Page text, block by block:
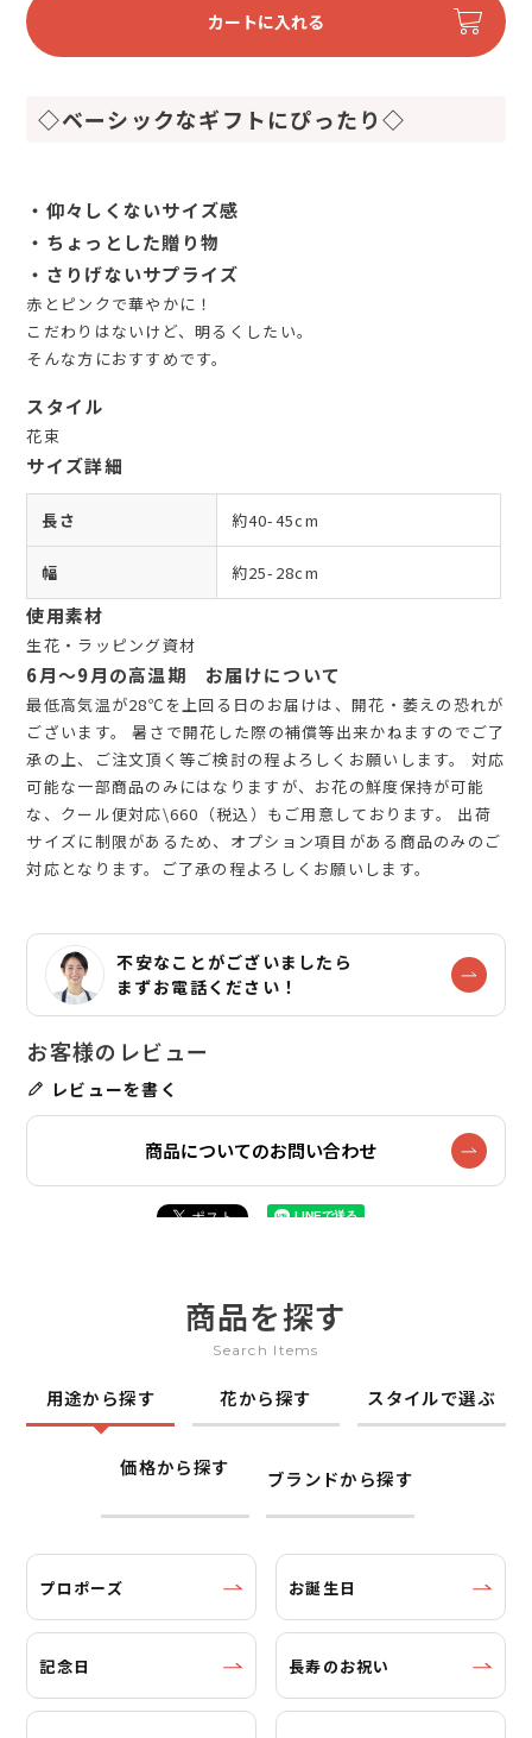
カートに入れる
◇ベーシックなギフトにぴったり◇
・仰々しくないサイズ感
・ちょっとした贈り物
・さりげないサプライズ
赤とピンクで華やかに！
こだわりはないけど、明るくしたい。
そんな方におすすめです。
スタイル
花束
サイズ詳細
長さ 約40-45cm
幅 約25-28cm
使用素材
生花・ラッピング資材
6月～9月の高温期 お届けについて
最低高気温が28℃を上回る日のお届けは、開花・萎えの恐れが
ございます。 暑さで開花した際の補償等出来かねますのでご了
承の上、ご注文頂く等ご検討の程よろしくお願いします。 対応
可能な一部商品のみにはなりますが、お花の鮮度保持が可能
な、クール便対応\660（税込）もご用意しております。 出荷
サイズに制限があるため、オプション項目がある商品のみのご
対応となります。ご了承の程よろしくお願いします。
不安なことがございましたら
まずお電話ください！
レビューを書く
商品についてのお問い合わせ
商品を探す
Search Items
用途から探す 花から探す スタイルで選ぶ
価格から探す ブランドから探す
プロポーズ お誕生日
記念日 長寿のお祝い